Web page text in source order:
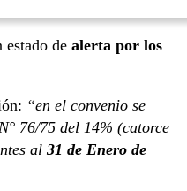
estado de alerta por los
“en el convenio se
76/75 del 14% (catorce
al 31 de Enero de